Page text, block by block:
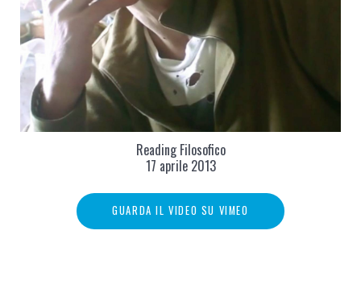
Reading Filosofico
17 aprile 2013
GUARDA IL VIDEO SU VIMEO